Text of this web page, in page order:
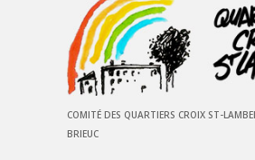
COMITÉ DES QUARTIERS CROIX ST-
BRIEUC